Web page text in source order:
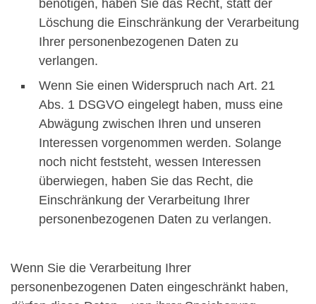
benötigen, haben Sie das Recht, statt der
Löschung die Einschränkung der Verarbeitung
Ihrer personenbezogenen Daten zu
verlangen.
Wenn Sie einen Widerspruch nach Art. 21
Abs. 1 DSGVO eingelegt haben, muss eine
Abwägung zwischen Ihren und unseren
Interessen vorgenommen werden. Solange
noch nicht feststeht, wessen Interessen
überwiegen, haben Sie das Recht, die
Einschränkung der Verarbeitung Ihrer
personenbezogenen Daten zu verlangen.
Wenn Sie die Verarbeitung Ihrer
personenbezogenen Daten eingeschränkt haben,